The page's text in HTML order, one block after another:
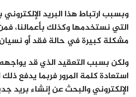
وبسبب ارتباط هذا البريد
التي نستخدمها وكذلك بأعمالنا،
مشكلة كبيرة في حالة فقد أو نسيان
ولكن بسبب التعقيد الذي قد
استعادة كلمة المرور فربما يدفع
الإلكتروني والبحث عن إنشاء بريد